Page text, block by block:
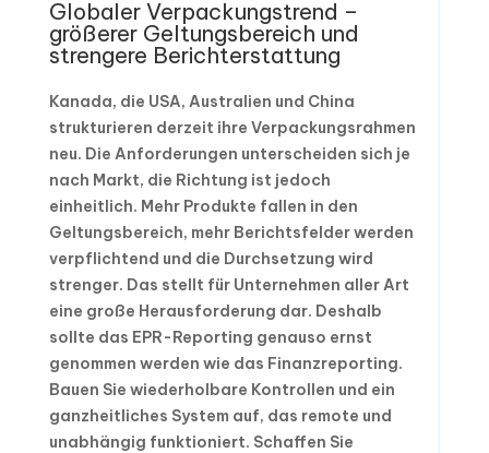
Globaler Verpackungstrend –
größerer Geltungsbereich und
strengere Berichterstattung
Kanada, die USA, Australien und China
strukturieren derzeit ihre Verpackungsrahmen
neu. Die Anforderungen unterscheiden sich je
nach Markt, die Richtung ist jedoch
einheitlich. Mehr Produkte fallen in den
Geltungsbereich, mehr Berichtsfelder werden
verpflichtend und die Durchsetzung wird
strenger. Das stellt für Unternehmen aller Art
eine große Herausforderung dar. Deshalb
sollte das EPR-Reporting genauso ernst
genommen werden wie das Finanzreporting.
Bauen Sie wiederholbare Kontrollen und ein
ganzheitliches System auf, das remote und
unabhängig funktioniert. Schaffen Sie